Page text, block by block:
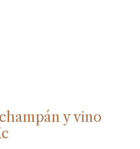
y vino